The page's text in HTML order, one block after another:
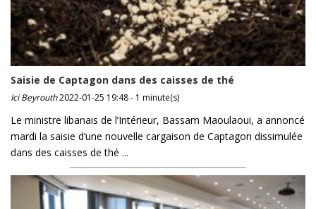
Saisie de Captagon dans des caisses de thé
Ici Beyrouth2022-01-25 19:48 - 1 minute(s)
Le ministre libanais de l’Intérieur, Bassam Maoulaoui, a annoncé
mardi la saisie d’une nouvelle cargaison de Captagon dissimulée
dans des caisses de thé ...